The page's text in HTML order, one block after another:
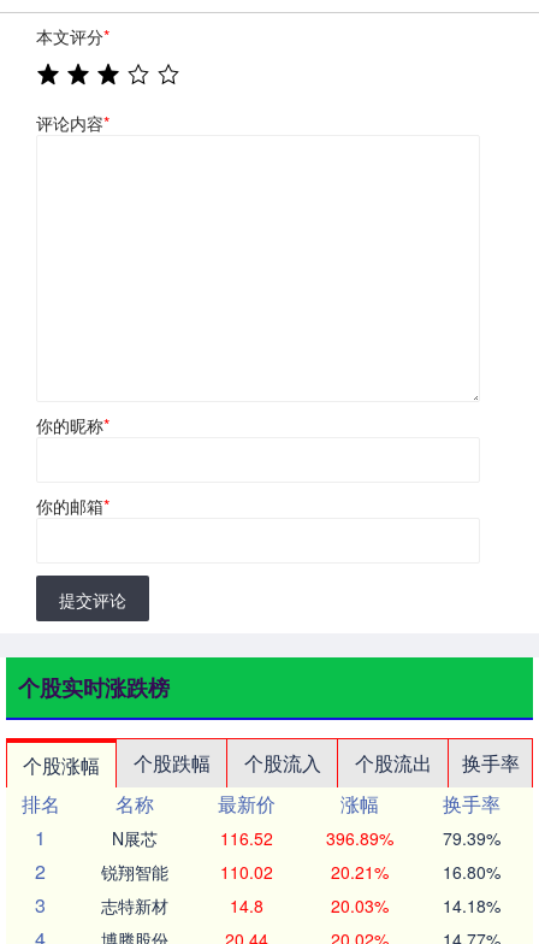
本文评分*
评论内容*
你的昵称*
你的邮箱*
提交评论
个股实时涨跌榜
个股涨幅 个股跌幅 个股流入 个股流出
换手率
排名
名称 最新价 涨幅
换手率
1
N展芯 116.52 396.89% 79.39%
2 锐翔智能 110.02 20.21% 16.80%
3 志特新材 14.8 20.03% 14.18%
4 博腾股份 20.44 20.02% 14.77%